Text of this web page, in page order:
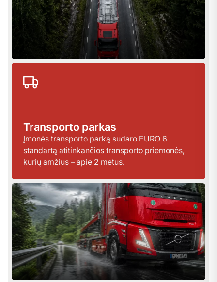
Transporto parkas
Įmonės transporto parką sudaro EURO 6
standartą atitinkančios transporto priemonės,
kurių amžius – apie 2 metus.